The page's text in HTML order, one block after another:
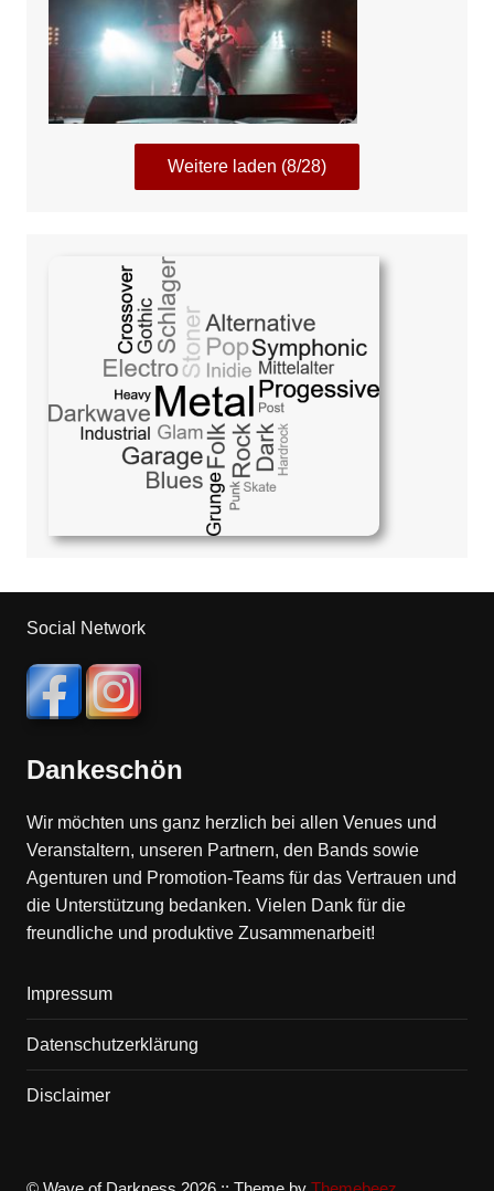
Weitere laden (8/28)
Social Network
Dankeschön
Wir möchten uns ganz herzlich bei allen Venues und
Veranstaltern, unseren Partnern, den Bands sowie
Agenturen und Promotion-Teams für das Vertrauen und
die Unterstützung bedanken. Vielen Dank für die
freundliche und produktive Zusammenarbeit!
Impressum
Datenschutzerklärung
Disclaimer